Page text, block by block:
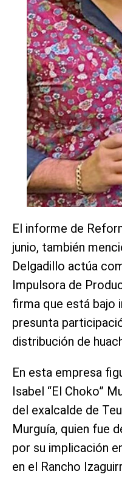
El informe de
junio, también
Delgadillo actúa
Impulsora de
firma que está bajo
presunta
distribución de
En esta empresa
Isabel “El Choko”
del exalcalde de
Murguía, quien fue
por su implicación
en el Rancho